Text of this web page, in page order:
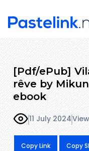
[Pdf/ePub]
rêve by
ebook
11 July 2024
Copy Link Copy